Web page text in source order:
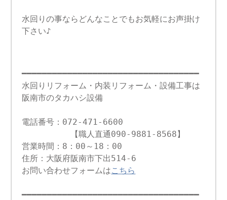
水回りの事ならどんなことでもお気軽にお声掛け
下さい♪
━━━━━━━━━━━━━━━━━━━━━━━━━━━━━━━━━━━
水回りリフォーム・内装リフォーム・設備工事は
阪南市のタカハシ設備
電話番号：072-471-6600
【職人直通090-9881-8568】
営業時間：8：00～18：00
住所：大阪府阪南市下出514-6
お問い合わせフォームはこちら
━━━━━━━━━━━━━━━━━━━━━━━━━━━━━━━━━━━